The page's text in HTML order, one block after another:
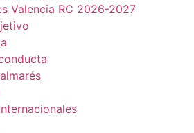
Valencia RC 2026-2027